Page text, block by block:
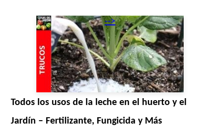
-->
Todos los usos de la leche en el huerto y el
Jardín – Fertilizante, Fungicida y Más